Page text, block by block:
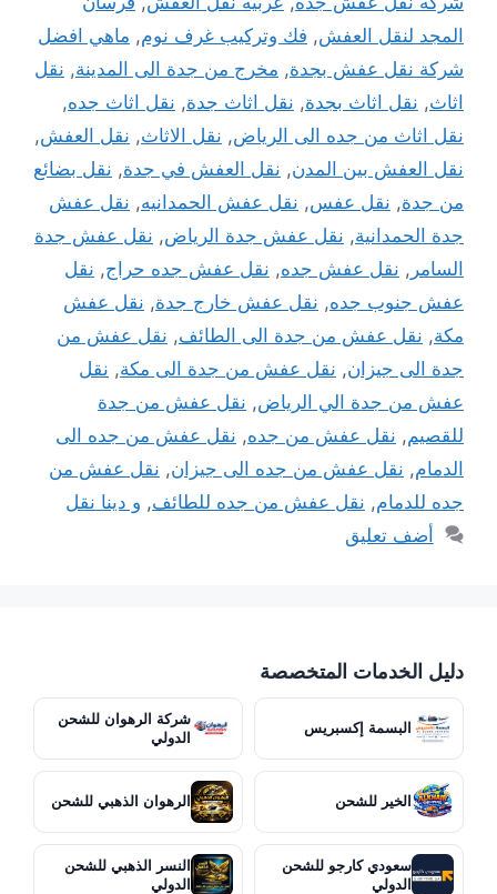
المجد لنقل العفش, فك وتركيب غرف نوم, ماهي افضل
شركة نقل عفش بجدة, مخرج من جدة الى المدينة, نقل
اثاث, نقل اثاث بجدة, نقل اثاث جدة, نقل اثاث جده,
نقل اثاث من جده الى الرياض, نقل الاثاث, نقل العفش,
نقل العفش بين المدن, نقل العفش في جدة, نقل بضائع
من جدة, نقل عفس, نقل عفش الحمدانيه, نقل عفش
جدة الحمدانية, نقل عفش جدة الرياض, نقل عفش جدة
السامر , نقل عفش جده, نقل عفش جده حراج, نقل
عفش جنوب جده, نقل عفش خارج جدة, نقل عفش
مكة, نقل عفش من جدة الى الطائف, نقل عفش من
جدة الى جيزان, نقل عفش من جدة الى مكة, نقل
عفش من جدة الي الرياض, نقل عفش من جدة
للقصيم, نقل عفش من جده, نقل عفش من جده الى
الدمام, نقل عفش من جده الى جيزان, نقل عفش من
جده للدمام, نقل عفش من جده للطائف, و دينا نقل
أضف تعليق
دليل الخدمات المتخصصة
البسمة إكسبريس
شركة الرهوان للشحن
الدولي
الخير للشحن الرهوان الذهبي للشحن
سعودي كارجو للشحن
الدولي
النسر الذهبي للشحن
الدولي